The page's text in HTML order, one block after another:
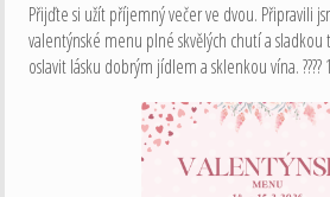
Přijďte si užít příjemný večer ve dvou. Připravili
valentýnské menu plné skvělých chutí a sladkou
oslavit lásku dobrým jídlem a sklenkou vína. ????